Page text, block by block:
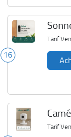
16
Tarif
Tarif